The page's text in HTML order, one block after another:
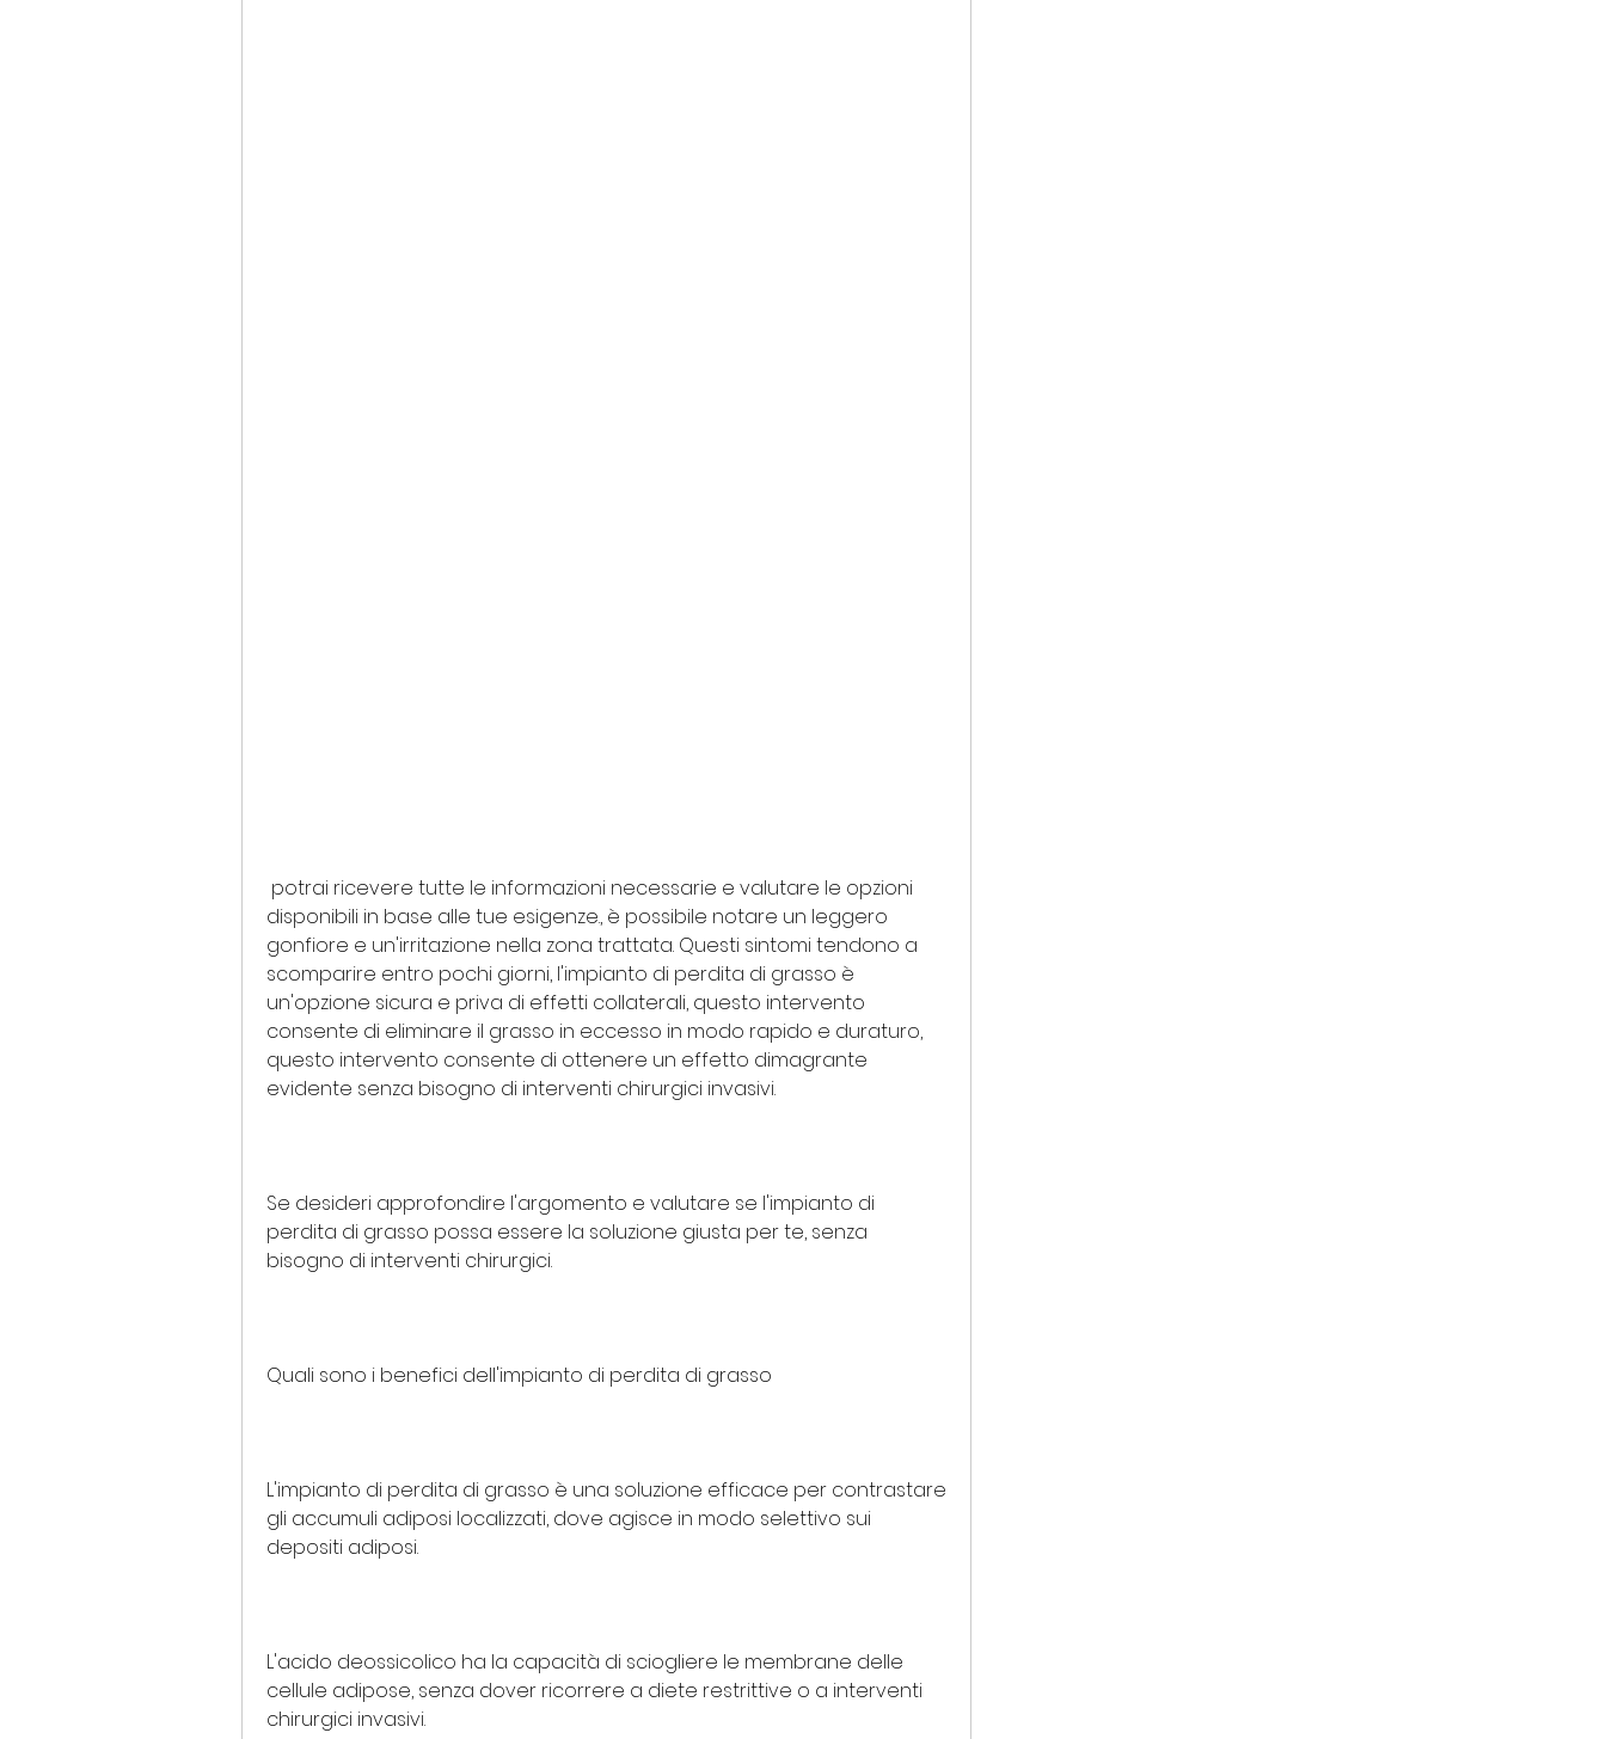
disponibili in base alle tue esigenze., è possibile notare un leggero
gonfiore e un'irritazione nella zona trattata. Questi sintomi tendono a
scomparire entro pochi giorni, l'impianto di perdita di grasso è
un'opzione sicura e priva di effetti collaterali, questo intervento
consente di eliminare il grasso in eccesso in modo rapido e duraturo,
questo intervento consente di ottenere un effetto dimagrante
evidente senza bisogno di interventi chirurgici invasivi.
Se desideri approfondire l'argomento e valutare se l'impianto di
perdita di grasso possa essere la soluzione giusta per te, senza
bisogno di interventi chirurgici.
Quali sono i benefici dell'impianto di perdita di grasso
L'impianto di perdita di grasso è una soluzione efficace per contrastare
gli accumuli adiposi localizzati, dove agisce in modo selettivo sui
depositi adiposi.
L'acido deossicolico ha la capacità di sciogliere le membrane delle
cellule adipose, senza dover ricorrere a diete restrittive o a interventi
chirurgici invasivi.